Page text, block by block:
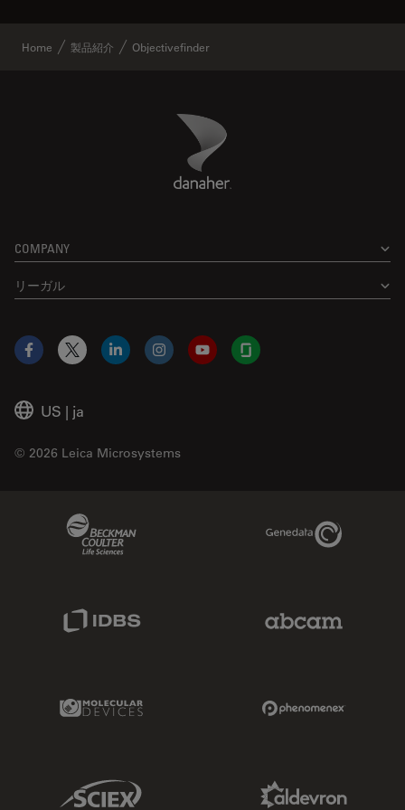
Home 製品紹介 Objectivefinder
Danaher Logo
COMPANY
リーガル
US | ja
© 2026 Leica Microsystems
Facebook
X LinkedInInstagramYouTubeGlassdoor
Genedata Link
Molecular Devices Link
Sciex Link